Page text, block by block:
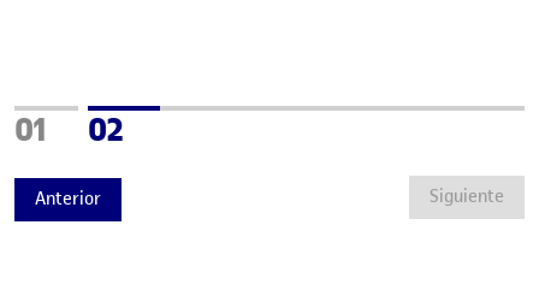
Anterior
Página
01 Página
02
Siguiente